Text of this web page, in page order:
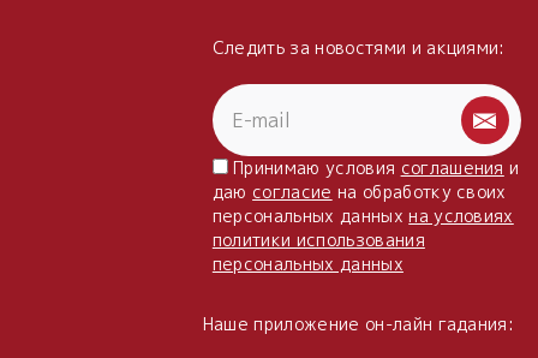
Следить за новостями и акциями:
Принимаю условия соглашения и
даю согласие на обработку своих
персональных данныхна условиях
политики использования
персональных данных
Наше приложение он-лайн гадания: